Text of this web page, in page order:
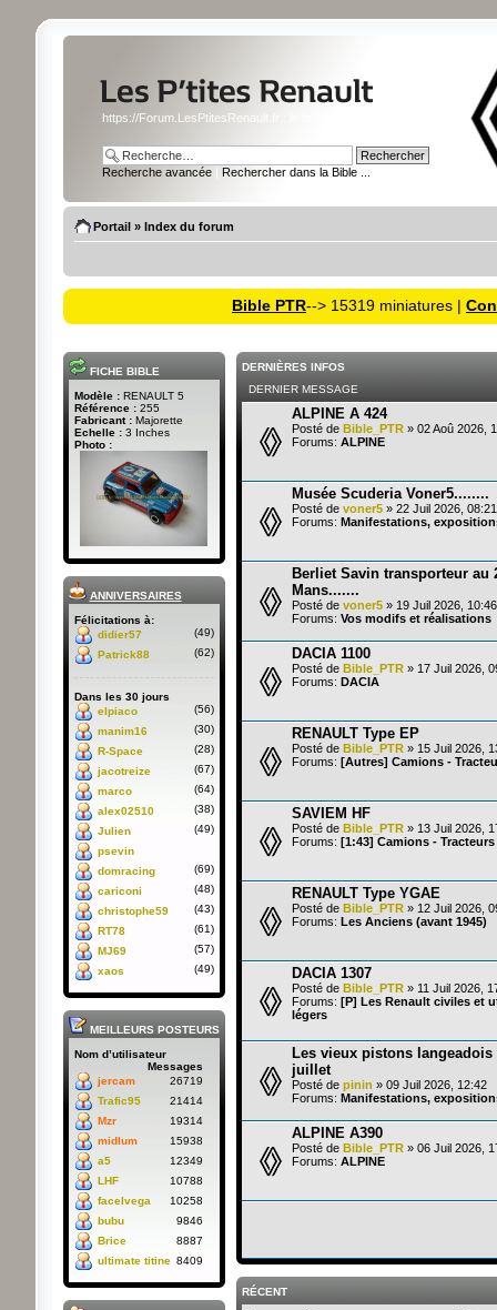
https://Forum.LesPtitesRenault.fr : le forum des miniatures Renault
Recherche avancée | Rechercher dans la Bible ...
Portail» Index du forum
Bible PTR--> 15319 miniatures |
FICHE BIBLE
Modèle : RENAULT 5
Référence : 255
Fabricant : Majorette
Echelle : 3 Inches
Photo :
ANNIVERSAIRES
Félicitations à:
didier57
(49)
Patrick88
(62)
Dans les 30 jours
elpiaco
(56)
manim16
(30)
R-Space
(28)
jacotreize
(67)
marco
(64)
alex02510
(38)
Julien
(49)
psevin
domracing
(69)
cariconi
(48)
christophe59
(43)
RT78
(61)
MJ69
(57)
xaos
(49)
MEILLEURS POSTEURS
Nom d’utilisateur
Messages
jercam
26719
Trafic95
21414
Mzr
19314
midlum
15938
a5
12349
LHF
10788
facelvega
10258
bubu
9846
Brice
8887
ultimate titine 8409
DERNIÈRES INFOS
DERNIER MESSAGE
ALPINE A 424
Posté de Bible_PTR» 02 Aoû 2026,
Forums: ALPINE
Musée Scuderia Voner5........
Posté de voner5» 22 Juil 2026, 08:21
Forums: Manifestations,
Berliet Savin transporteur au
Mans.......
Posté de voner5» 19 Juil 2026, 10:46
Forums: Vos modifs et réalisations
DACIA 1100
Posté de Bible_PTR» 17 Juil 2026,
Forums: DACIA
RENAULT Type EP
Posté de Bible_PTR» 15 Juil 2026,
Forums: [Autres] Camions -
SAVIEM HF
Posté de Bible_PTR» 13 Juil 2026,
Forums: [1:43] Camions - Tracteurs
RENAULT Type YGAE
Posté de Bible_PTR» 12 Juil 2026,
Forums: Les Anciens (avant 1945)
DACIA 1307
Posté de Bible_PTR» 11 Juil 2026,
Forums: [P] Les Renault civiles et
légers
Les vieux pistons langeadois
juillet
Posté de pinin » 09 Juil 2026, 12:42
Forums: Manifestations,
ALPINE A390
Posté de Bible_PTR» 06 Juil 2026,
Forums: ALPINE
RÉCENT